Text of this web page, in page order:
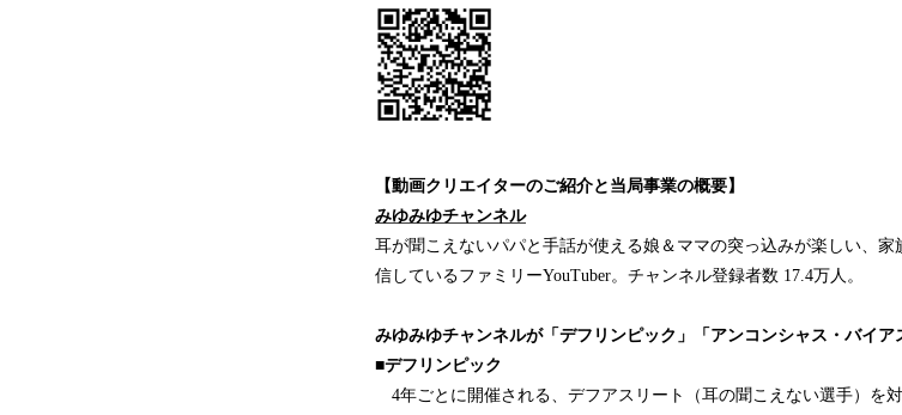
【動画クリエイターのご紹介と当局事業の概要】
みゆみゆチャンネル
耳が聞こえないパパと手話が使える娘＆ママの突っ込みが楽しい、
信しているファミリーYouTuber。チャンネル登録者数 17.4万人。
みゆみゆチャンネルが「デフリンピック」「アンコンシャス・バイア
■デフリンピック
4年ごとに開催される、デフアスリート（耳の聞こえない選手）を